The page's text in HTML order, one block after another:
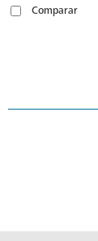
Comparar